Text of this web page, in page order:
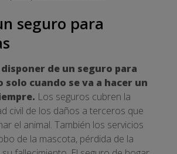
seguro para
disponer de un seguro para
solo cuando se va a hacer un
Los seguros cubren la
civil de los daños a terceros que
el animal. También los servicios
de la mascota, pérdida de la